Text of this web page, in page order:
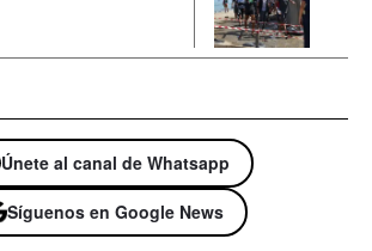
Únete al canal de Whatsapp
Síguenos en Google News